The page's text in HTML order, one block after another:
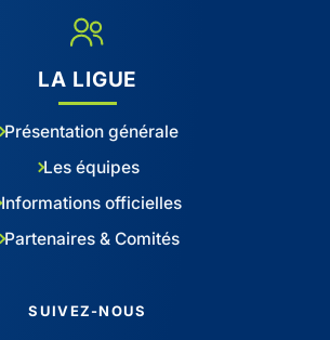
LA LIGUE
Présentation générale
Les équipes
Informations officielles
Partenaires & Comités
SUIVEZ-NOUS